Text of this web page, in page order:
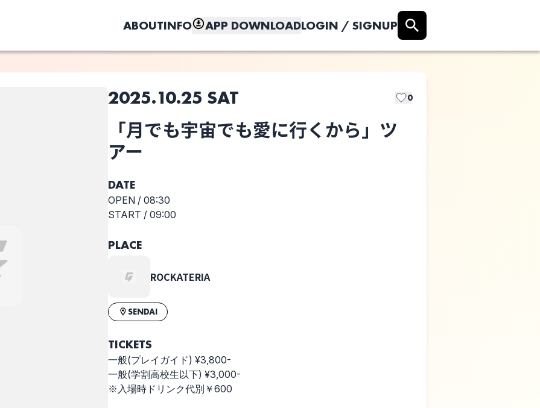
ABOUTINFO APP DOWNLOADLOGIN / SIGNUP
選択しない
2025.10.25 SAT 0
「月でも宇宙でも愛に行くから」ツ
アー
DATE
OPEN / 08:30
START / 09:00
PLACE
ROCKATERIA
SENDAI
TICKETS
一般(プレイガイド) ¥3,800-
一般(学割高校生以下) ¥3,000-
※入場時ドリンク代別￥600
このライブの取り置きは終了しました